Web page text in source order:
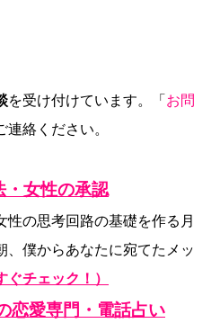
を受け付けています。「 お問
連絡ください。
・女性の承認
の思考回路の基礎を作る月
、僕からあなたに宛てたメッ
ぐチェック！）
恋愛専門・電話占い